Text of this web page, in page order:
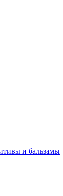
и бальзамы